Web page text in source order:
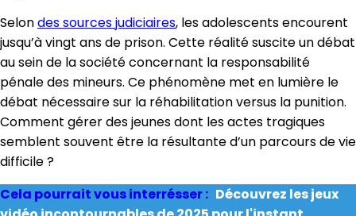
Selondes sources judiciaires, les adolescents encourent
jusqu’à vingt ans de prison. Cette réalité suscite un débat
au sein de la société concernant la responsabilité
pénale des mineurs. Ce phénomène met en lumière le
débat nécessaire sur la réhabilitation versus la punition.
Comment gérer des jeunes dont les actes tragiques
semblent souvent être la résultante d’un parcours de vie
difficile ?
Cela pourrait vous interrésser : Découvrez les jeux